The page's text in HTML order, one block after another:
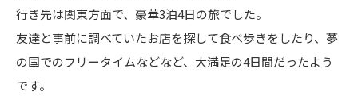
行き先は関東方面で、豪華3泊4日の旅でした。
友達と事前に調べていたお店を探して食べ歩きをしたり、夢
の国でのフリータイムなどなど、大満足の4日間だったよう
です。